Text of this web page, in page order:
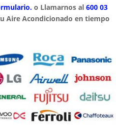
o Llamarnos al 600 03
Aire Acondicionado en tiempo